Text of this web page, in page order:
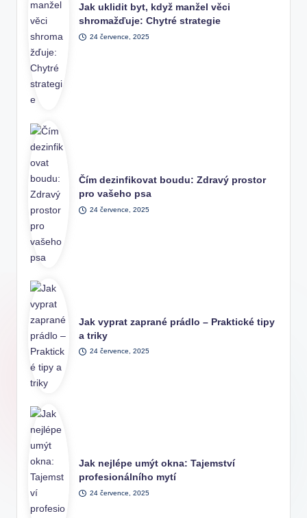
Jak uklidit byt, když manžel věci
shromažďuje: Chytré strategie
24 července, 2025
Čím dezinfikovat boudu: Zdravý prostor
pro vašeho psa
24 července, 2025
Jak vyprat zaprané prádlo – Praktické tipy
a triky
24 července, 2025
Jak nejlépe umýt okna: Tajemství
profesionálního mytí
24 července, 2025